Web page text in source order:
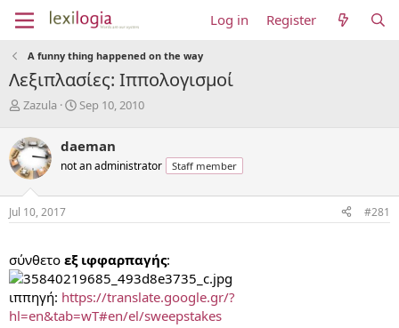
Log in Register
A funny thing happened on the way
Λεξιπλασίες: Ιππολογισμοί
T
r
e
a
d
s
t
t
e
r
Zazula
S
r
t
a
Sep 10, 2010
daeman
not an administrator Staff member
Jul 10, 2017 #281
σύνθετο εξ ιφφαρπαγής:
ιππηγή: https://translate.google.gr/?
hl=en&tab=wT#en/el/sweepstakes